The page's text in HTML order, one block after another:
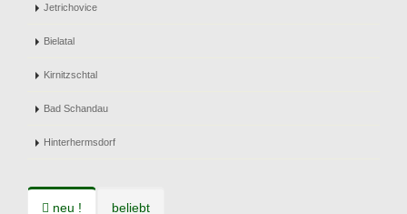
Jetrichovice
Bielatal
Kirnitzschtal
Bad Schandau
Hinterhermsdorf
neu ! beliebt